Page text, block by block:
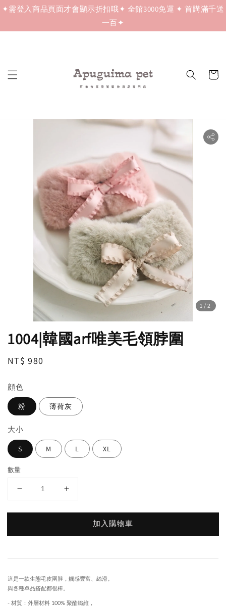
✦需登入商品頁面才會顯示折扣哦✦ 全館3000免運 ✦ 首購滿千送
一百✦
1 /2
1004|韓國arf唯美毛領脖圍
Regular
NT$ 980
顔色
粉 薄荷灰
大小
S M L XL
數量
加入購物車
這是一款生態毛皮圍脖，觸感豐富、絲滑。
與各種單品搭配都很棒。
- 材質：外層材料 100% 聚酯纖維，